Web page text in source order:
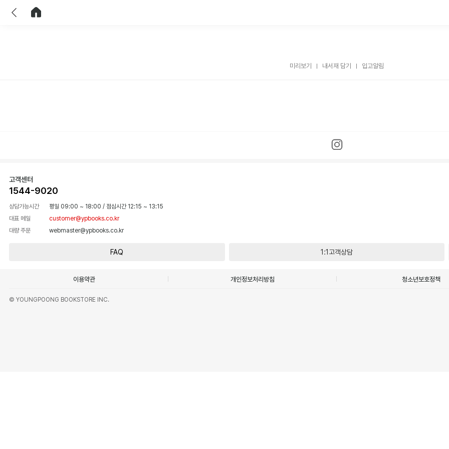
미리보기 내서재 담기 입고알림
고객센터
1544-9020
상담가능시간 평일 09:00 ~ 18:00 / 점심시간 12:15 ~ 13:15
대표 메일
customer@ypbooks.co.kr
대량 주문
webmaster@ypbooks.co.kr
FAQ 1:1고객상담
이용약관 개인정보처리방침 청소년보호정책
© YOUNGPOONG BOOKSTORE INC.